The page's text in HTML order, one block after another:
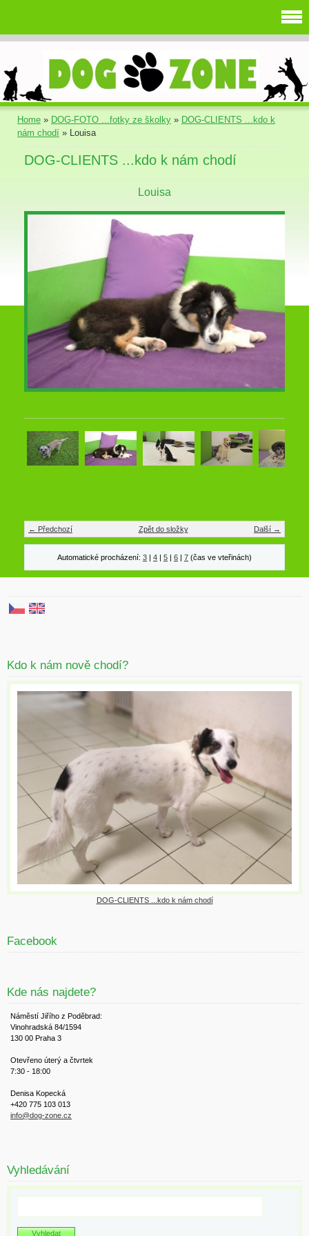
Home » DOG-FOTO ...fotky ze školky » DOG-CLIENTS ...kdo k
nám chodí » Louisa
DOG-CLIENTS ...kdo k nám chodí
Louisa
← Předchozí Další →
Zpět do složky
Automatické procházení: 3 4 5 6 7 (čas ve vteřinách)
Kdo k nám nově chodí?
DOG-CLIENTS ...kdo k nám chodí
Facebook
Kde nás najdete?
Náměstí Jiřího z Poděbrad:
Vinohradská 84/1594
130 00 Praha 3
Otevřeno úterý a čtvrtek
7:30 - 18:00
Denisa Kopecká
+420 775 103 013
info@dog-zone.cz
Vyhledávání